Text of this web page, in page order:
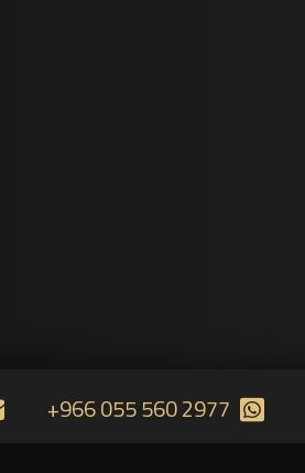
+966 055 560 2977